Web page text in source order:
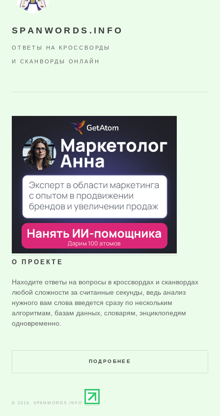
SPANWORDS.INFO
ОТВЕТЫ НА КРОССВОРДЫ
И СКАНВОРДЫ ОНЛАЙН
О ПРОЕКТЕ
Находите ответы на вопросы в кроссвордах и сканвордах
любой сложности за считанные секунды, ведь анализ
нужного вам слова введется сразу по нескольким
алгоритмам, базам данных, словарям, энциклопедям
одновременно.
ПОДРОБНЕЕ
© 2016. SPANWORDS.INFO